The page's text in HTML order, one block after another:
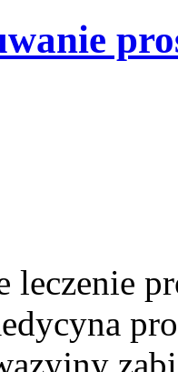
leczenie